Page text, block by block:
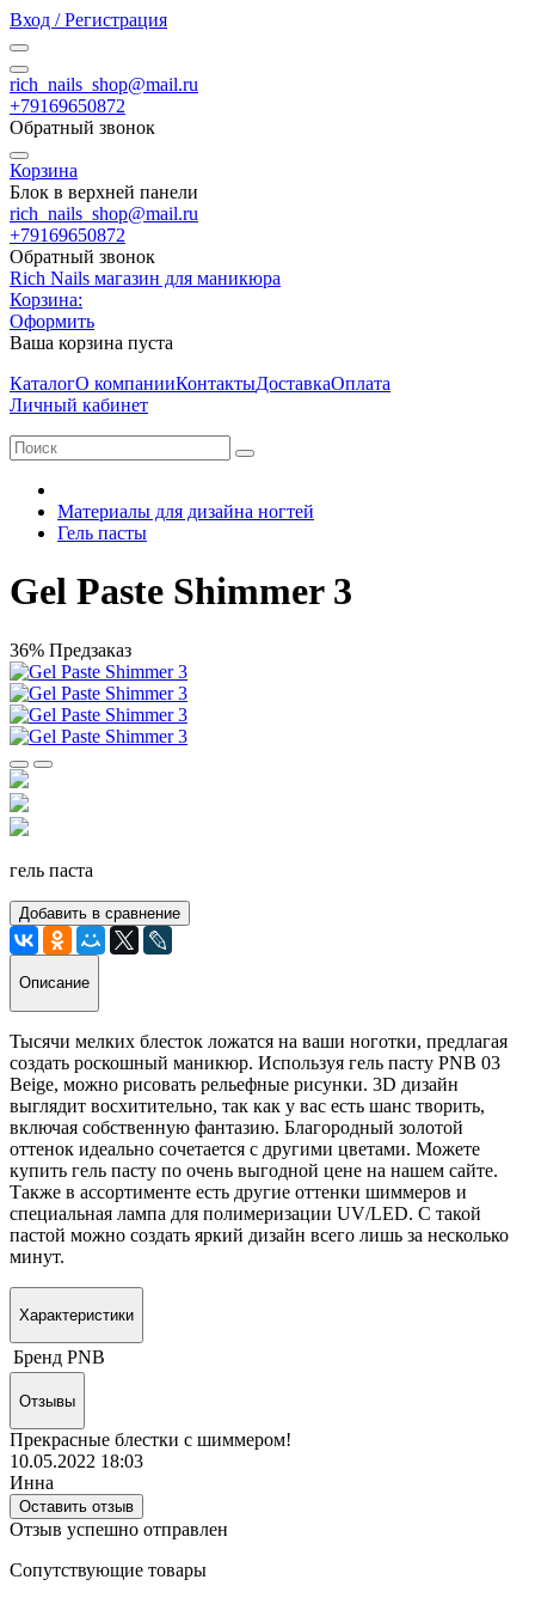
Вход / Регистрация
rich_nails_shop@mail.ru
+79169650872
Обратный звонок
Корзина
Блок в верхней панели
rich_nails_shop@mail.ru
+79169650872
Обратный звонок
Rich Nails магазин для маникюра
Корзина:
Оформить
Ваша корзина пуста
КаталогО компанииКонтактыДоставкаОплата
Личный кабинет
Материалы для дизайна ногтей
Гель пасты
Gel Paste Shimmer 3
36% Предзаказ
гель паста
Добавить в сравнение
Описание
Тысячи мелких блесток ложатся на ваши ноготки, предлагая
создать роскошный маникюр. Используя гель пасту PNB 03
Beige, можно рисовать рельефные рисунки. 3D дизайн
выглядит восхитительно, так как у вас есть шанс творить,
включая собственную фантазию. Благородный золотой
оттенок идеально сочетается с другими цветами. Можете
купить гель пасту по очень выгодной цене на нашем сайте.
Также в ассортименте есть другие оттенки шиммеров и
специальная лампа для полимеризации UV/LED. С такой
пастой можно создать яркий дизайн всего лишь за несколько
минут.
Характеристики
Бренд PNB
Отзывы
Прекрасные блестки с шиммером!
10.05.2022 18:03
Инна
Оставить отзыв
Отзыв успешно отправлен
Сопутствующие товары